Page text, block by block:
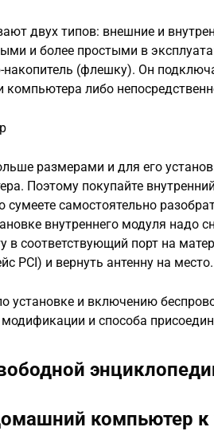
двух типов: внешние и
и более простыми в
(флешку). Он
компьютера либо
размерами и для его
Поэтому покупайте
сумеете самостоятельно
внутреннего модуля надо
в соответствующий порт на
PCI) и вернуть антенну на место.
установке и включению
и способа
компьютер к